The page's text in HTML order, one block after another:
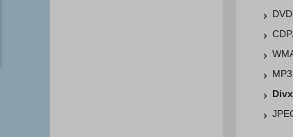
DVD
MP3
Divx